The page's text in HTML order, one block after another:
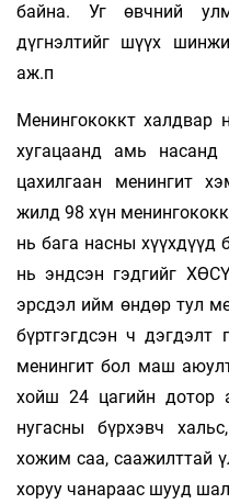
байна. Уг өвчний
дүгнэлтийг шүүх
аж.п
Менингококкт халдвар
хугацаанд амь
цахилгаан менингит
жилд 98 хүн
нь бага насны хүүхдүүд
нь эндсэн гэдгийг
эрсдэл ийм өндөр тул
бүртгэгдсэн ч дэгдэлт
менингит бол маш
хойш 24 цагийн дотор
нугасны бүрхэвч
хожим саа, саажилттай
хоруу чанараас шууд